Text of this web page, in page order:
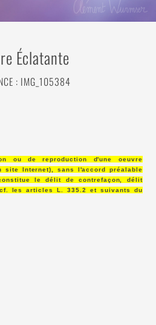
Éclatante
: IMG_105384
ou de reproduction d'une oeuvre
site Internet), sans l'accord préalable
le délit de contrefaçon, délit
les articles L. 335.2 et suivants du